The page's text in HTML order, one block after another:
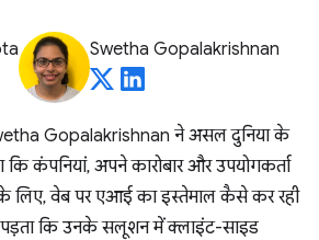
Swetha Gopalakrishnan
Gopalakrishnan ने असल दुनिया के
कि कंपनियां, अपने कारोबार और उपयोगकर्ता
लिए, वेब पर एआई का इस्तेमाल कैसे कर रही
कि उनके सलूशन में क्लाइंट-साइड